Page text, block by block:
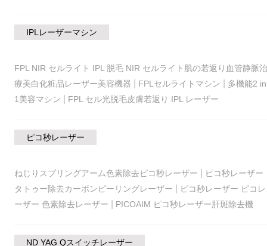
IPLレーザーマシン
FPL NIR セルライト IPL 脱毛 NIR セルライト肌の若返り血管静脈治
療美白化粧品レーザー美容機器
FPLセルライトマシン
多機能2 in
1美容マシン
FPL セル光脱毛皮膚若返り IPL レーザー
ピコ秒レーザー
ねじりスプリングアーム色素除去ピコ秒レーザー
ピコ秒レーザー
タトゥー除去カーボンピーリングレーザー
ピコ秒レーザー ピコレ
ーザー 色素除去レーザー
PICOAIM ピコ秒レーザー肝斑除去機
ND YAG Qスイッチレーザー